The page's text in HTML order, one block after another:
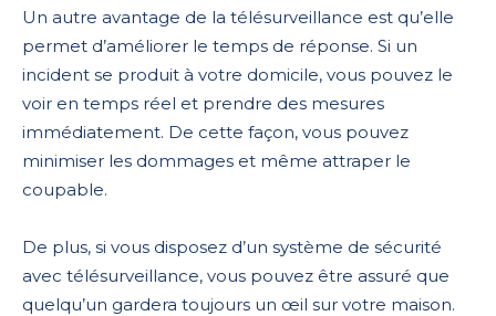
Un autre avantage de la télésurveillance est qu’elle
permet d’améliorer le temps de réponse. Si un
incident se produit à votre domicile, vous pouvez le
voir en temps réel et prendre des mesures
immédiatement. De cette façon, vous pouvez
minimiser les dommages et même attraper le
coupable.
De plus, si vous disposez d’un système de sécurité
avec télésurveillance, vous pouvez être assuré que
quelqu’un gardera toujours un œil sur votre maison.